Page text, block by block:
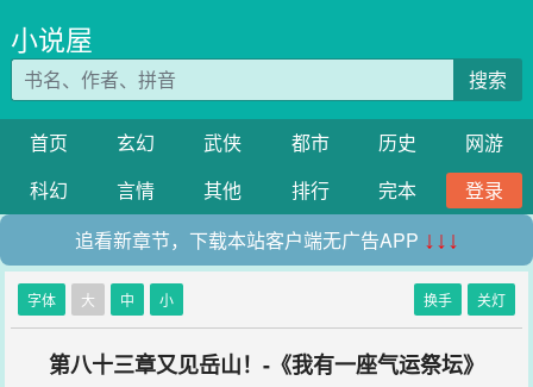
小说屋
搜索
首页 玄幻 武侠 都市 历史
网游
科幻
言情 其他 排行 完本
登录
追看新章节，下载本站客户端无广告APP ↓↓↓
字体 大 中 小 换手 关灯
第八十三章又见岳山！-《我有一座气运祭坛》